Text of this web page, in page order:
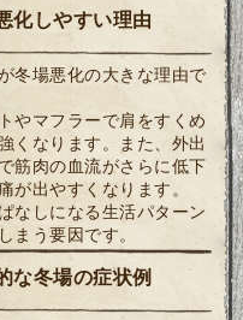
化しやすい理由
冬場悪化の大きな理由で
やマフラーで肩をすくめ
くなります。また、外出
筋肉の血流がさらに低下
が出やすくなります。
なしになる生活パターン
まう要因です。
な冬場の症状例